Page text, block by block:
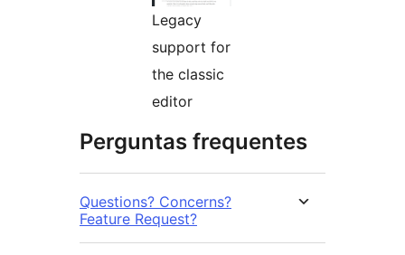
Legacy
support for
the classic
editor
Perguntas frequentes
Questions? Concerns?
Feature Request?